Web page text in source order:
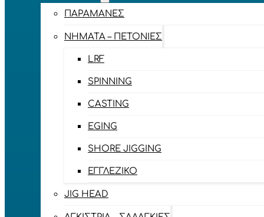
ΠΑΡΑΜΆΝΕΣ
ΝΉΜΑΤΑ – ΠΕΤΟΝΙΈΣ
LRF
SPINNING
CASTING
EGING
SHORE JIGGING
ΕΓΓΛΈΖΙΚΟ
JIG HEAD